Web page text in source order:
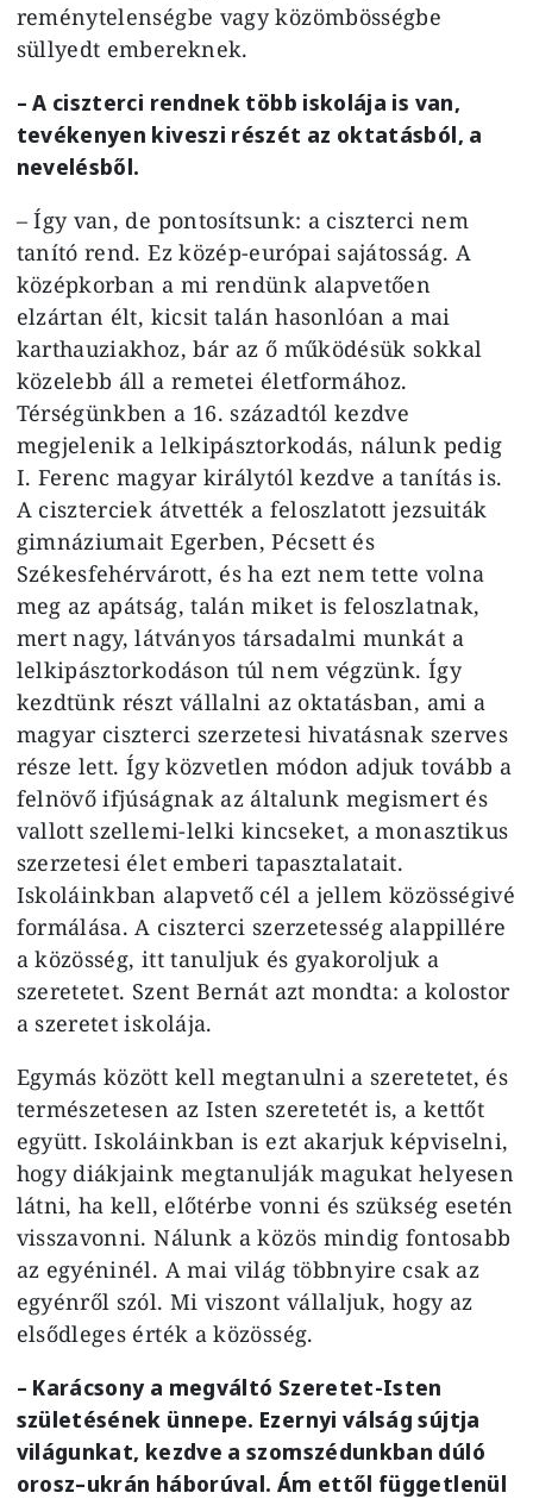
reménytelenségbe vagy közömbösségbe
süllyedt embereknek.
– A ciszterci rendnek több iskolája is van,
tevékenyen kiveszi részét az oktatásból, a
nevelésből.
– Így van, de pontosítsunk: a ciszterci nem
tanító rend. Ez közép-európai sajátosság. A
középkorban a mi rendünk alapvetően
elzártan élt, kicsit talán hasonlóan a mai
karthauziakhoz, bár az ő működésük sokkal
közelebb áll a remetei életformához.
Térségünkben a 16. századtól kezdve
megjelenik a lelkipásztorkodás, nálunk pedig
I. Ferenc magyar királytól kezdve a tanítás is.
A ciszterciek átvették a feloszlatott jezsuiták
gimnáziumait Egerben, Pécsett és
Székesfehérvárott, és ha ezt nem tette volna
meg az apátság, talán miket is feloszlatnak,
mert nagy, látványos társadalmi munkát a
lelkipásztorkodáson túl nem végzünk. Így
kezdtünk részt vállalni az oktatásban, ami a
magyar ciszterci szerzetesi hivatásnak szerves
része lett. Így közvetlen módon adjuk tovább a
felnövő ifjúságnak az általunk megismert és
vallott szellemi-lelki kincseket, a monasztikus
szerzetesi élet emberi tapasztalatait.
Iskoláinkban alapvető cél a jellem közösségivé
formálása. A ciszterci szerzetesség alappillére
a közösség, itt tanuljuk és gyakoroljuk a
szeretetet. Szent Bernát azt mondta: a kolostor
a szeretet iskolája.
Egymás között kell megtanulni a szeretetet, és
természetesen az Isten szeretetét is, a kettőt
együtt. Iskoláinkban is ezt akarjuk képviselni,
hogy diákjaink megtanulják magukat helyesen
látni, ha kell, előtérbe vonni és szükség esetén
visszavonni. Nálunk a közös mindig fontosabb
az egyéninél. A mai világ többnyire csak az
egyénről szól. Mi viszont vállaljuk, hogy az
elsődleges érték a közösség.
– Karácsony a megváltó Szeretet-Isten
születésének ünnepe. Ezernyi válság sújtja
világunkat, kezdve a szomszédunkban dúló
orosz–ukrán háborúval. Ám ettől függetlenül